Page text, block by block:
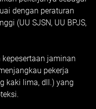
dengan peraturan
(UU SJSN, UU BPJS,
jaminan
pekerja
kaki lima, dll.) yang